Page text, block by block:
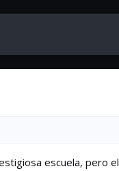
escuela, pero el